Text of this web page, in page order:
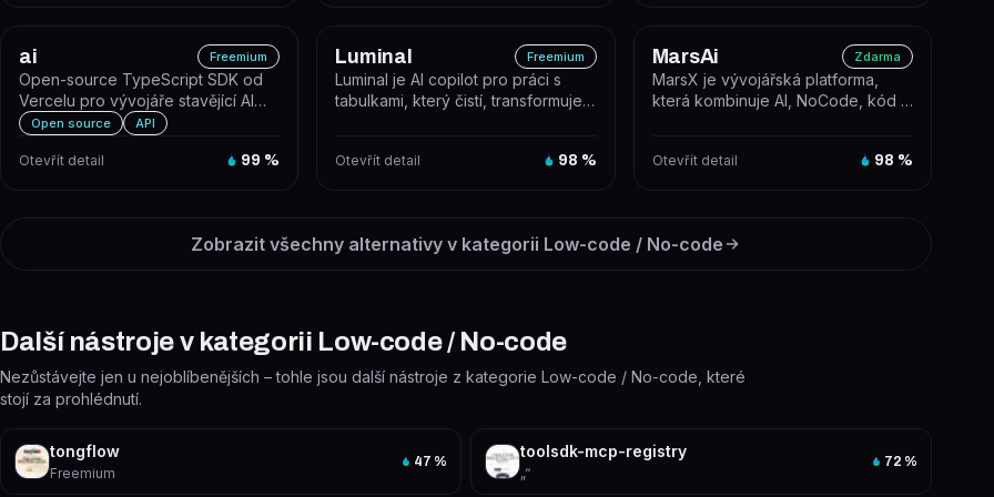
ai Freemium
Open-source TypeScript SDK od
Vercelu pro vývojáře stavějící AI
aplikace a agenty s React, Next....
Open source API
Otevřít detail 99 %
Luminal Freemium
Luminal je AI copilot pro práci s
tabulkami, který čistí, transformuje a
Otevřít detail 98 %
MarsAi Zdarma
MarsX je vývojářská platforma,
která kombinuje AI, NoCode, kód a
Otevřít detail 98 %
Zobrazit všechny alternativy v kategorii Low-code / No-code
Další nástroje v kategorii Low-code / No-code
Nezůstávejte jen u nejoblíbenějších – tohle jsou další nástroje z kategorie Low-code / No-code, které
stojí za prohlédnutí.
tongflow
Freemium
47 %
toolsdk-mcp-registry
„“
72 %